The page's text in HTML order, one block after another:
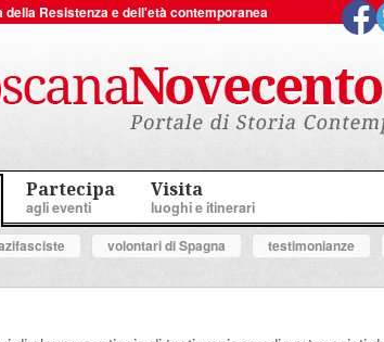
della Resistenza e dell'età contemporanea
Partecipa
agli eventi
Visita
luoghi e itinerari
volontari di Spagna testimonianze